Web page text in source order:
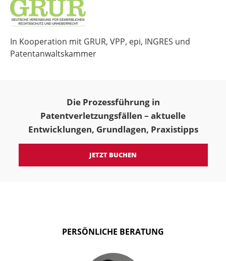
In Kooperation mit GRUR, VPP, epi, INGRES und
Patentanwaltskammer
Die Prozessführung in
Patentverletzungsfällen – aktuelle
Entwicklungen, Grundlagen, Praxistipps
JETZT BUCHEN
PERSÖNLICHE BERATUNG